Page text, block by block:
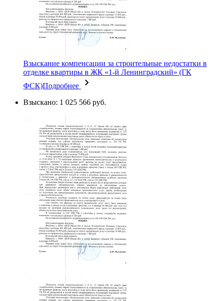
Взыскание компенсации за строительные недостатки в
отделке квартиры в ЖК «1-й Ленинградский» (ГК
ФСК)Подробнее
Взыскано: 1 025 566 руб.